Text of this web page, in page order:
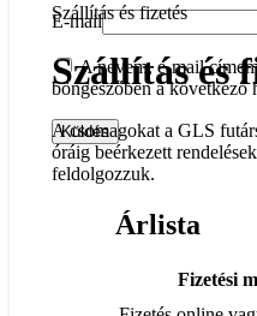
E-mail
A nevem, e-mail
böngészőben a következő
Szállítás és fizetés
Szállítás és
A csomagokat a GLS
óráig beérkezett
feldolgozzuk.
Árlista
Fizetési